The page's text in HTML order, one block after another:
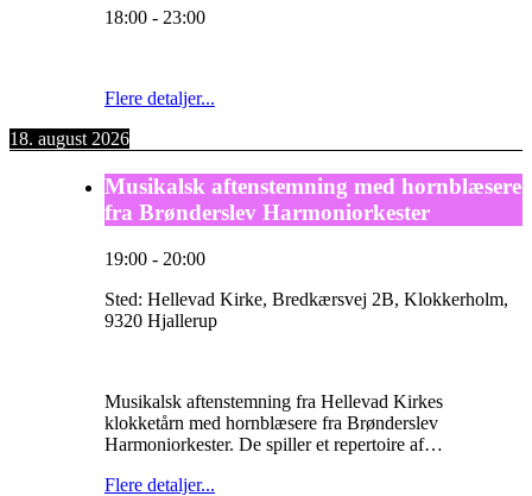
18:00 - 23:00
Flere detaljer...
18. august 2026
Musikalsk aftenstemning med hornblæsere
fra Brønderslev Harmoniorkester
19:00 - 20:00
Sted: Hellevad Kirke, Bredkærsvej 2B, Klokkerholm,
9320 Hjallerup
Musikalsk aftenstemning fra Hellevad Kirkes
klokketårn med hornblæsere fra Brønderslev
Harmoniorkester. De spiller et repertoire af…
Flere detaljer...